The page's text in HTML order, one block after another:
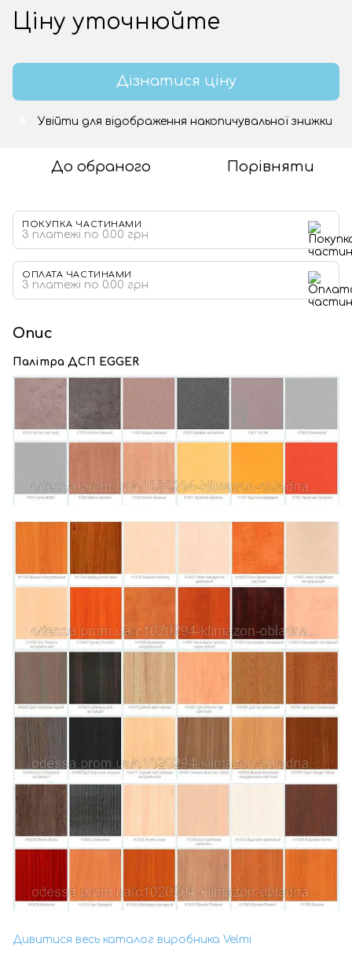
Ціну уточнюйте
Дізнатися ціну
Увійти для відображення накопичувальної знижки
До обраного Порівняти
ПОКУПКА ЧАСТИНАМИ
3 платежі по 0.00 грн
ОПЛАТА ЧАСТИНАМИ
3 платежі по 0.00 грн
Опис
Палітра ДСП EGGER
Дивитися весь каталог виробника Velmi